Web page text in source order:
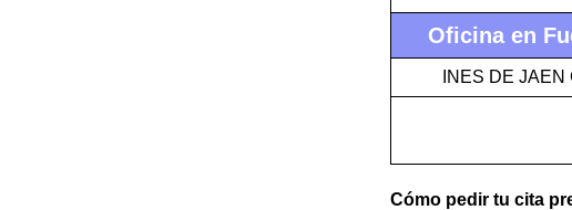
Oficina en
INES DE
Cómo pedir tu cita